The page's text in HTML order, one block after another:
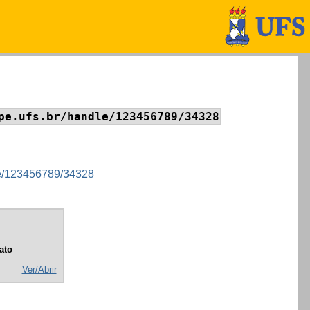
handle/123456789/34328
123456789/34328
Ver/Abrir